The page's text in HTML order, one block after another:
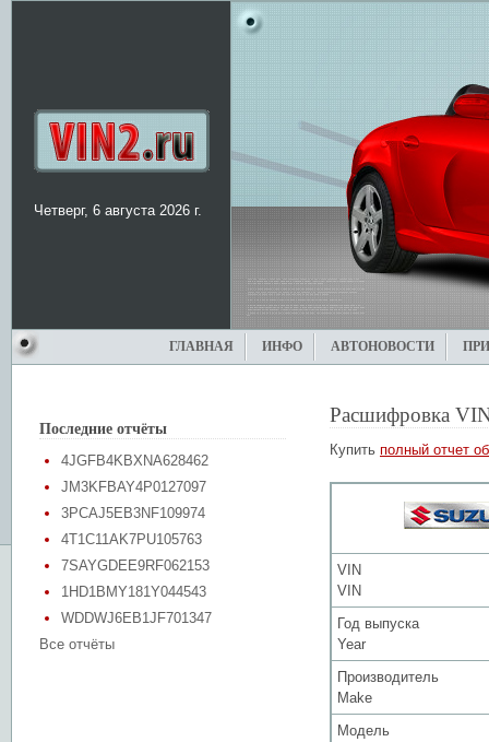
Четверг, 6 августа 2026 г.
ГЛАВНАЯ ИНФО АВТОНОВОСТИ
Последние отчёты
4JGFB4KBXNA628462
JM3KFBAY4P0127097
3PCAJ5EB3NF109974
4T1C11AK7PU105763
7SAYGDEE9RF062153
1HD1BMY181Y044543
WDDWJ6EB1JF701347
Все отчёты
Расшифровка
Купить полный отчет
VIN
VIN
Год выпуска
Year
Производитель
Make
Модель